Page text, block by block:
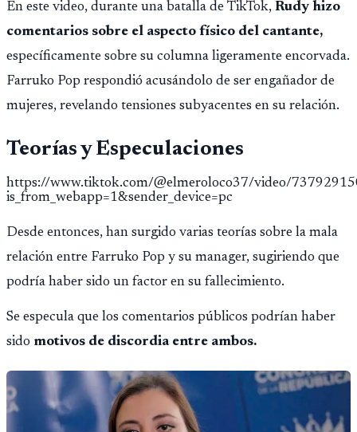
En este video, durante una batalla de TikTok, Rudy hizo
comentarios sobre el aspecto físico del cantante,
específicamente sobre su columna ligeramente encorvada.
Farruko Pop respondió acusándolo de ser engañador de
mujeres, revelando tensiones subyacentes en su relación.
Teorías y Especulaciones
https://www.tiktok.com/@elmeroloco37/video/
is_from_webapp=1&sender_device=pc
Desde entonces, han surgido varias teorías sobre la mala
relación entre Farruko Pop y su manager, sugiriendo que
podría haber sido un factor en su fallecimiento.
Se especula que los comentarios públicos podrían haber
sido motivos de discordia entre ambos.